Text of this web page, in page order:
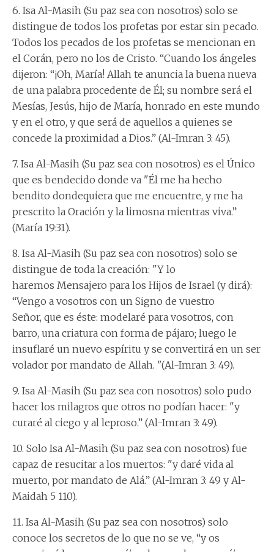
6. Isa Al-Masih (Su paz sea con nosotros) solo se
distingue de todos los profetas por estar sin pecado.
Todos los pecados de los profetas se mencionan en
el Corán, pero no los de Cristo. “Cuando los ángeles
dijeron: “¡Oh, María! Allah te anuncia la buena nueva
de una palabra procedente de Él; su nombre será el
Mesías, Jesús, hijo de María, honrado en este mundo
y en el otro, y que será de aquellos a quienes se
concede la proximidad a Dios.” (Al-Imran 3: 45).
7. Isa Al-Masih (Su paz sea con nosotros) es el Único
que es bendecido donde va "Él me ha hecho
bendito dondequiera que me encuentre, y me ha
prescrito la Oración y la limosna mientras viva.”
(María 19:31).
8. Isa Al-Masih (Su paz sea con nosotros) solo se
distingue de toda la creación: "Y lo
haremos Mensajero para los Hijos de Israel (y dirá):
“Vengo a vosotros con un Signo de vuestro
Señor, que es éste: modelaré para vosotros, con
barro, una criatura con forma de pájaro; luego le
insuflaré un nuevo espíritu y se convertirá en un ser
volador por mandato de Allah. "(Al-Imran 3: 49).
9. Isa Al-Masih (Su paz sea con nosotros) solo pudo
hacer los milagros que otros no podían hacer: "y
curaré al ciego y al leproso.” (Al-Imran 3: 49).
10. Solo Isa Al-Masih (Su paz sea con nosotros) fue
capaz de resucitar a los muertos: "y daré vida al
muerto, por mandato de Alá.” (Al-Imran 3: 49 y Al-
Maidah 5 110).
11. Isa Al-Masih (Su paz sea con nosotros) solo
conoce los secretos de lo que no se ve, “y os